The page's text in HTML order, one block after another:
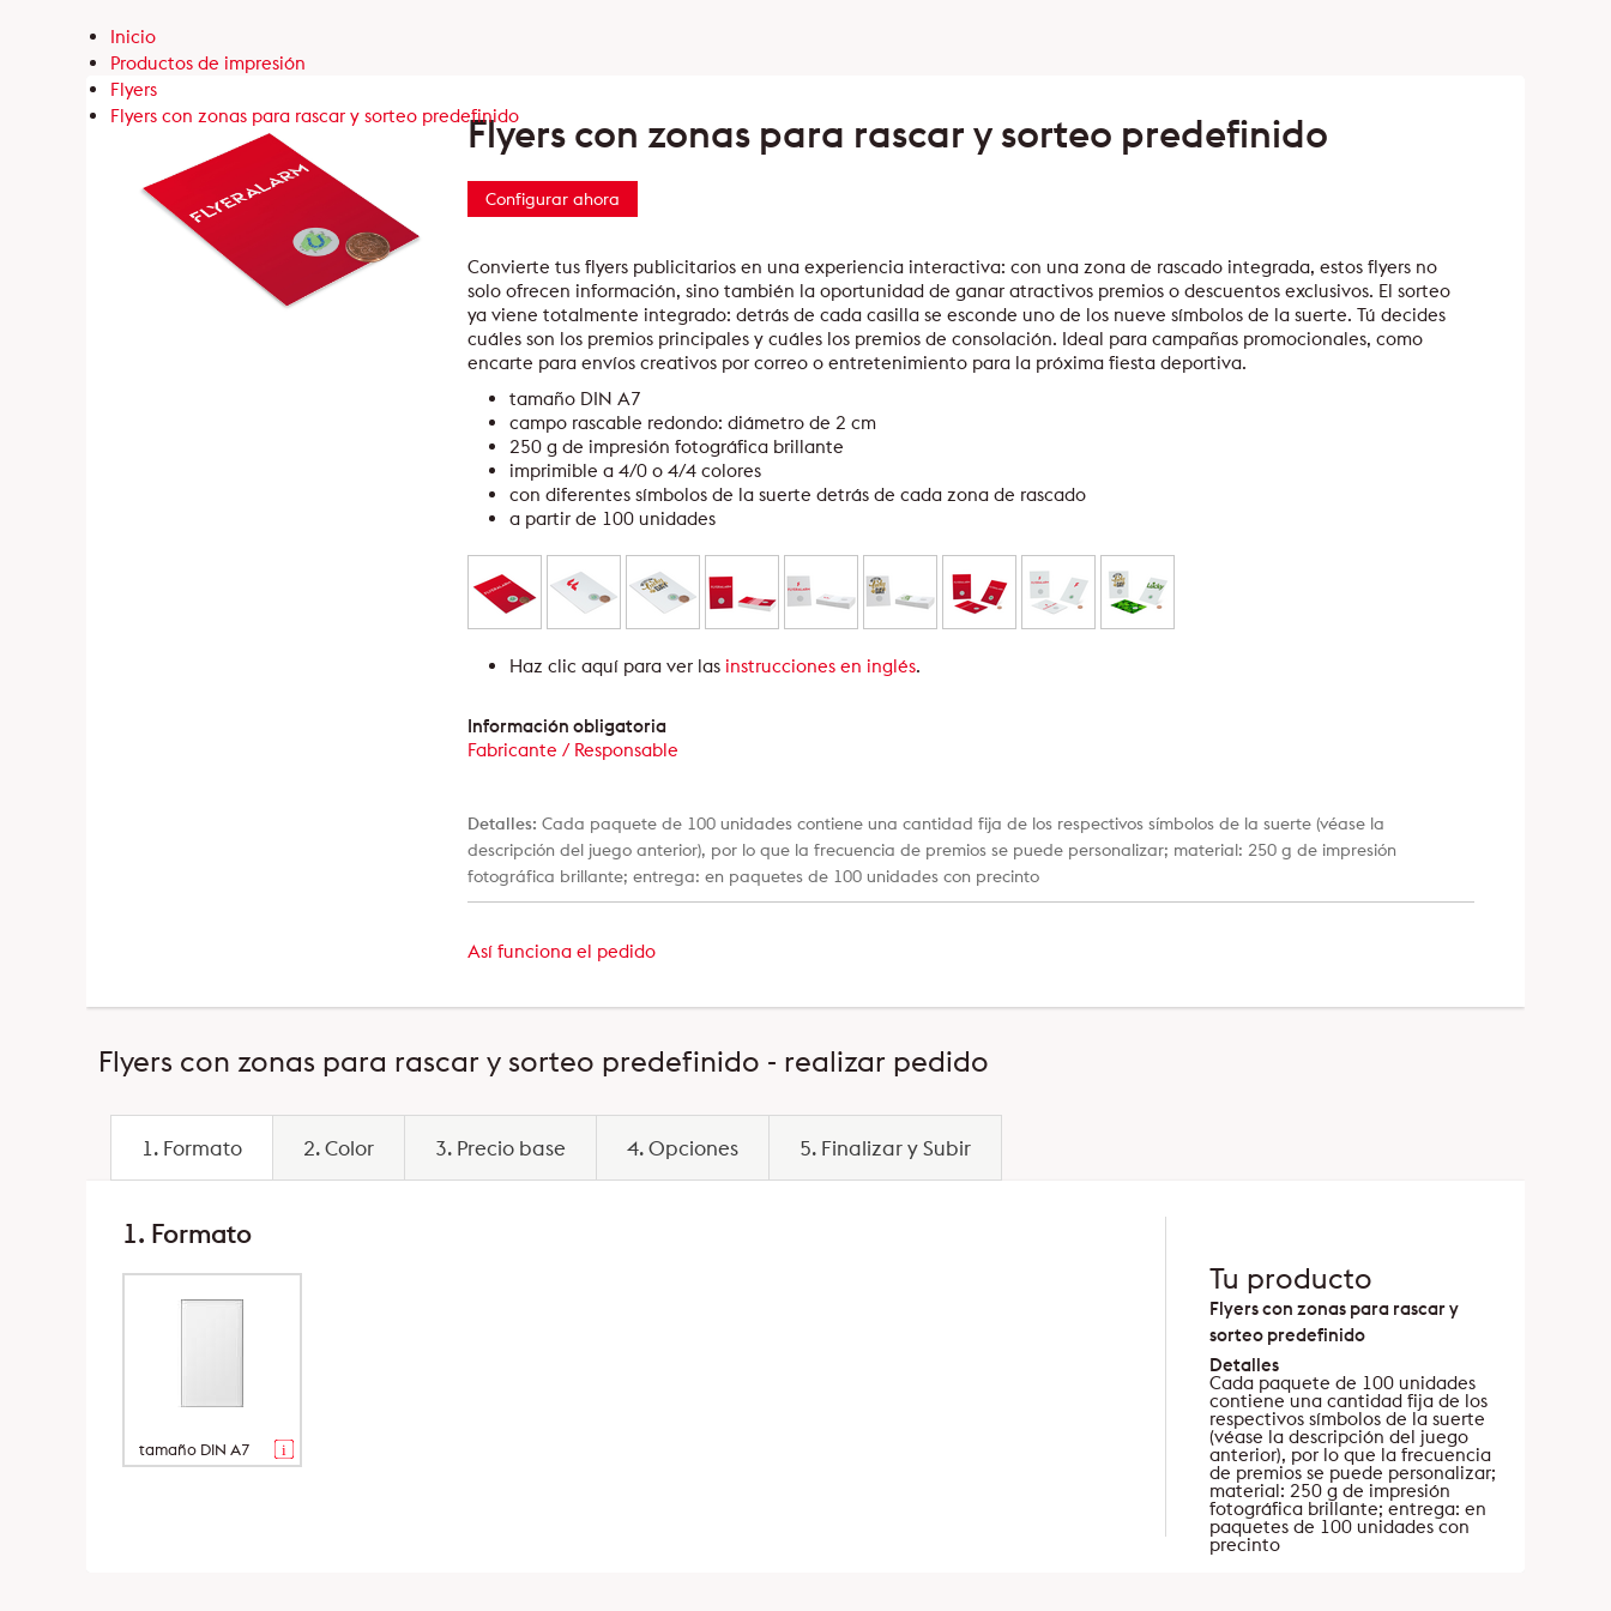
Inicio
Productos de impresión
Flyers
Flyers con zonas para rascar y sorteo predefinidoFlyers con zonas para rascar y sorteo predefinido
Configurar ahora
Convierte tus flyers publicitarios en una experiencia interactiva: con una zona de rascado integrada, estos flyers no
solo ofrecen información, sino también la oportunidad de ganar atractivos premios o descuentos exclusivos. El sorteo
ya viene totalmente integrado: detrás de cada casilla se esconde uno de los nueve símbolos de la suerte. Tú decides
cuáles son los premios principales y cuáles los premios de consolación. Ideal para campañas promocionales, como
encarte para envíos creativos por correo o entretenimiento para la próxima fiesta deportiva.
tamaño DIN A7
campo rascable redondo: diámetro de 2 cm
250 g de impresión fotográfica brillante
imprimible a 4/0 o 4/4 colores
con diferentes símbolos de la suerte detrás de cada zona de rascado
a partir de 100 unidades
Haz clic aquí para ver las instrucciones en inglés.
Información obligatoria
Fabricante / Responsable
Detalles: Cada paquete de 100 unidades contiene una cantidad fija de los respectivos símbolos de la suerte (véase la
descripción del juego anterior), por lo que la frecuencia de premios se puede personalizar; material: 250 g de impresión
fotográfica brillante; entrega: en paquetes de 100 unidades con precinto
Así funciona el pedido
Flyers con zonas para rascar y sorteo predefinido - realizar pedido
1. Formato 2. Color 3. Precio base 4. Opciones 5. Finalizar y Subir
1. Formato
tamaño DIN A7
Tu producto
Flyers con zonas para rascar y
sorteo predefinido
Detalles
Cada paquete de 100 unidades
contiene una cantidad fija de los
respectivos símbolos de la suerte
(véase la descripción del juego
anterior), por lo que la frecuencia
de premios se puede personalizar;
material: 250 g de impresión
fotográfica brillante; entrega: en
paquetes de 100 unidades con
precinto